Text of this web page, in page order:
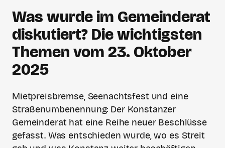
Was wurde im Gemeinderat
diskutiert? Die wichtigsten
Themen vom 23. Oktober
2025
Mietpreisbremse, Seenachtsfest und eine
Straßenumbenennung: Der Konstanzer
Gemeinderat hat eine Reihe neuer Beschlüsse
gefasst. Was entschieden wurde, wo es Streit